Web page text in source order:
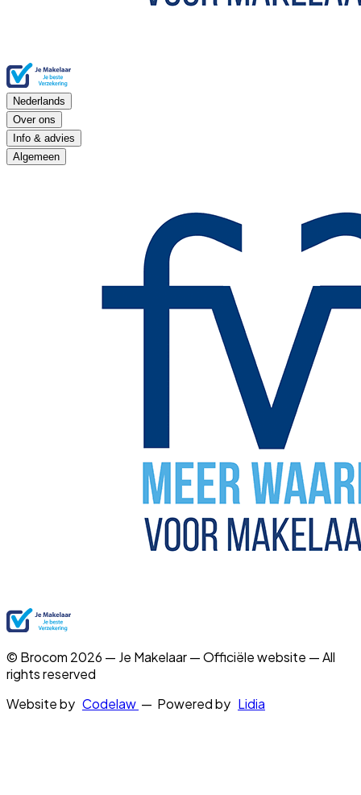
Nederlands
Over ons
Info & advies
Algemeen
© Brocom 2026 — Je Makelaar — Officiële website — All
rights reserved
Website by Codelaw — Powered by Lidia